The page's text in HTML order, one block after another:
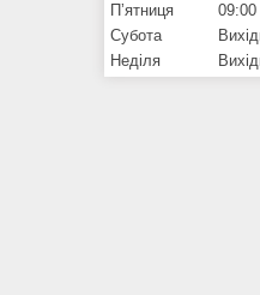
Пʼятниця
09:00
Субота
Неділя